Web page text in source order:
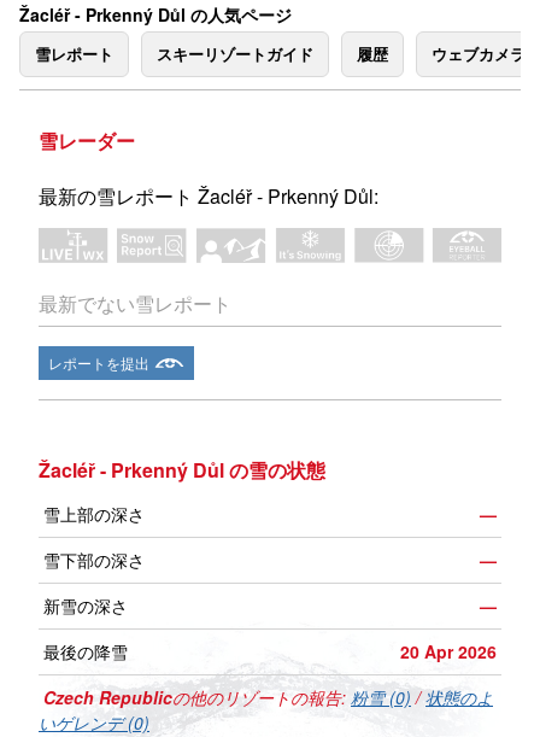
Žacléř - Prkenný Důl の人気ページ
雪レポート スキーリゾートガイド 履歴 ウェブカメラ
雪レーダー
最新の雪レポート Žacléř - Prkenný Důl:
最新でない雪レポート
レポートを提出
Žacléř - Prkenný Důl の雪の状態
雪上部の深さ
—
雪下部の深さ
—
新雪の深さ
—
最後の降雪
20 Apr 2026
Czech Republicの他のリゾートの報告: 粉雪 (0) /状態のよ
いゲレンデ (0)